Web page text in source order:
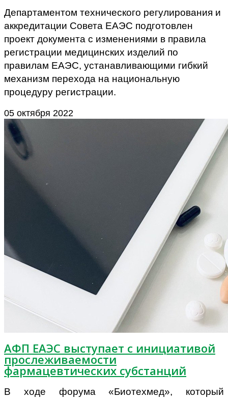
Департаментом технического регулирования и
аккредитации Совета ЕАЭС подготовлен
проект документа с изменениями в правила
регистрации медицинских изделий по
правилам ЕАЭС, устанавливающими гибкий
механизм перехода на национальную
процедуру регистрации.
05 октября 2022
АФП ЕАЭС выступает с инициативой
прослеживаемости
фармацевтических субстанций
В ходе форума «Биотехмед», который